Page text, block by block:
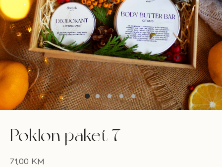
Poklon paket 7
71,00 KM
Bar
paketi